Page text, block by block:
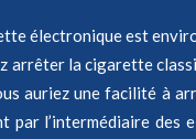
électronique est
arrêter la cigarette
auriez une facilité à
par l’intermédiaire